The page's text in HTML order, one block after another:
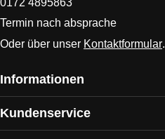
0172 4895863
Termin nach absprache
Oder über unser Kontaktformular.
Informationen
Kundenservice